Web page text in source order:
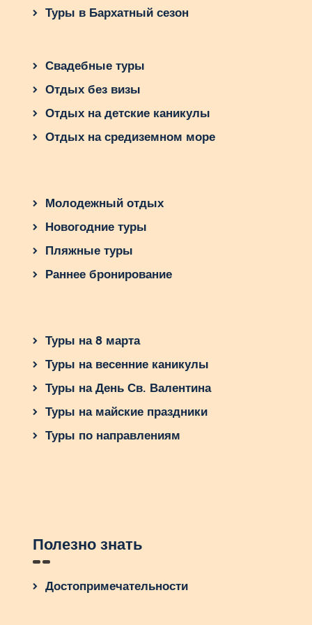
Туры в Бархатный сезон
Свадебные туры
Отдых без визы
Отдых на детские каникулы
Отдых на средиземном море
Молодежный отдых
Новогодние туры
Пляжные туры
Раннее бронирование
Туры на 8 марта
Туры на весенние каникулы
Туры на День Св. Валентина
Туры на майские праздники
Туры по направлениям
Полезно знать
Достопримечательности